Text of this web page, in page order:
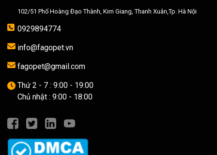
102/51 Phố Hoàng Đạo Thành, Kim Giang, Thanh Xuân,Tp. Hà Nội
0929894774
info@fagopet.vn
fagopet@gmail.com
Thứ 2 - 7 : 9:00 - 19:00
Chủ nhật : 9:00 - 18:00